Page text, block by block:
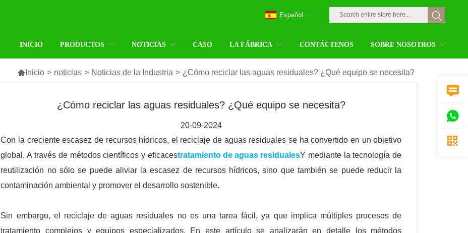
INICIO PRODUCTOS NOTICIAS CASO LA FÁBRICA CONTÁCTENOS SOBRE NOSOTROS
Español
 Inicio > noticias > Noticias de la Industria > ¿Cómo reciclar las aguas residuales? ¿Qué equipo se necesita?
¿Cómo reciclar las aguas residuales? ¿Qué equipo se necesita?
20-09-2024
Con la creciente escasez de recursos hídricos, el reciclaje de aguas residuales se ha convertido en un objetivo
global. A través de métodos científicos y eficacestratamiento de aguas residualesY mediante la tecnología de
reutilización no sólo se puede aliviar la escasez de recursos hídricos, sino que también se puede reducir la
contaminación ambiental y promover el desarrollo sostenible.
Sin embargo, el reciclaje de aguas residuales no es una tarea fácil, ya que implica múltiples procesos de
tratamiento complejos y equipos especializados. En este artículo se analizarán en detalle los métodos


